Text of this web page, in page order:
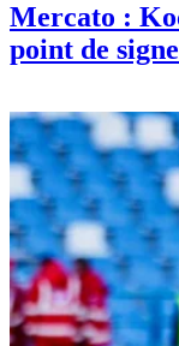
Mercato :
point de